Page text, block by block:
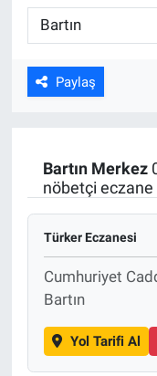
Paylaş
Bartın Merkez
nöbetçi eczane
Türker Eczanesi
Cumhuriyet
Bartın
Yol Tarifi Al
Kültür Sanat
Bilim ve